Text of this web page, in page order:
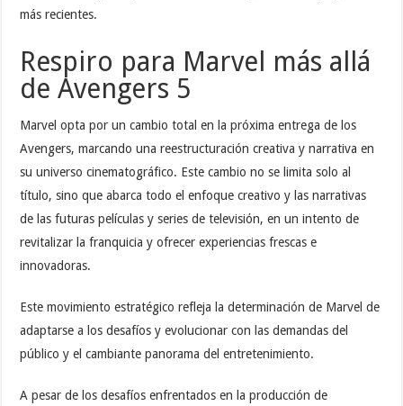
más recientes.
Respiro para Marvel más allá
de Avengers 5
Marvel opta por un cambio total en la próxima entrega de los
Avengers, marcando una reestructuración creativa y narrativa en
su universo cinematográfico. Este cambio no se limita solo al
título, sino que abarca todo el enfoque creativo y las narrativas
de las futuras películas y series de televisión, en un intento de
revitalizar la franquicia y ofrecer experiencias frescas e
innovadoras.
Este movimiento estratégico refleja la determinación de Marvel de
adaptarse a los desafíos y evolucionar con las demandas del
público y el cambiante panorama del entretenimiento.
A pesar de los desafíos enfrentados en la producción de